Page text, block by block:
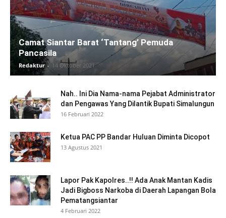
Camat Siantar Barat ‘Tantang’ Pemuda
Pancasila
Redaktur - 14 Oktober 2021
Nah.. Ini Dia Nama-nama Pejabat Administrator
dan Pengawas Yang Dilantik Bupati Simalungun
16 Februari 2022
Ketua PAC PP Bandar Huluan Diminta Dicopot
13 Agustus 2021
Lapor Pak Kapolres..!! Ada Anak Mantan Kadis
Jadi Bigboss Narkoba di Daerah Lapangan Bola
Pematangsiantar
4 Februari 2022